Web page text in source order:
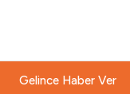
Gelince Haber Ver